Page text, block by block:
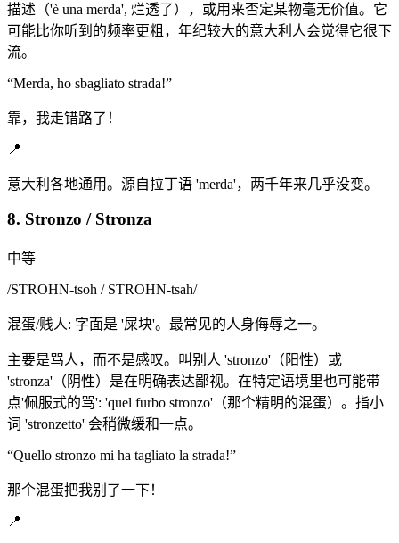
描述（'è una merda', 烂透了），或用来否定某物毫无价值。它
可能比你听到的频率更粗，年纪较大的意大利人会觉得它很下
流。
“Merda, ho sbagliato strada!”
靠，我走错路了！
📍
意大利各地通用。源自拉丁语 'merda'，两千年来几乎没变。
8. Stronzo / Stronza
中等
/STROHN-tsoh / STROHN-tsah/
混蛋/贱人: 字面是 '屎块'。最常见的人身侮辱之一。
主要是骂人，而不是感叹。叫别人 'stronzo'（阳性）或
'stronza'（阴性）是在明确表达鄙视。在特定语境里也可能带
点'佩服式的骂': 'quel furbo stronzo'（那个精明的混蛋）。指小
词 'stronzetto' 会稍微缓和一点。
“Quello stronzo mi ha tagliato la strada!”
那个混蛋把我别了一下！
📍